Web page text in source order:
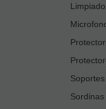
Sordinas